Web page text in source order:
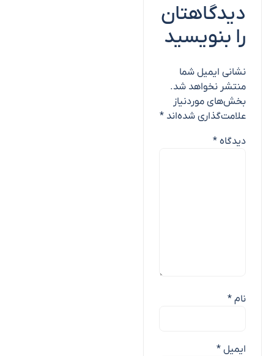
دیدگاهتان
را بنویسید
نشانی ایمیل شما
منتشر نخواهد شد.
بخش‌های موردنیاز
علامت‌گذاری شده‌اند *
دیدگاه *
نام *
ایمیل *